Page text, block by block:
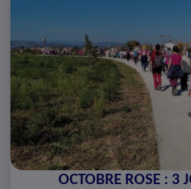
OCTOBRE ROSE : 3